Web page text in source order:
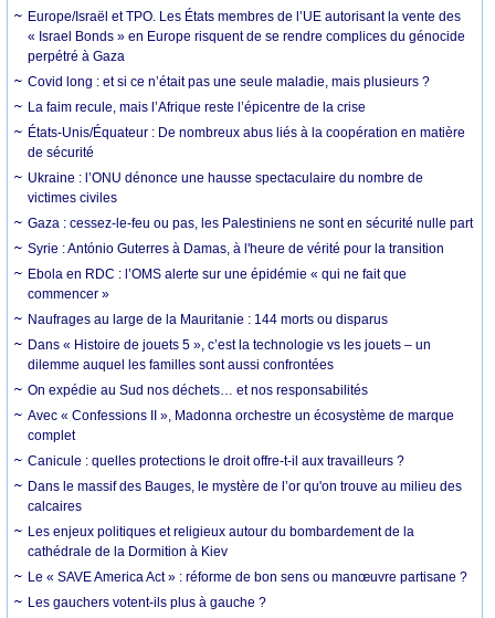
Europe/Israël et TPO. Les États membres de l’UE autorisant la vente des
« Israel Bonds » en Europe risquent de se rendre complices du génocide
perpétré à Gaza
Covid long : et si ce n’était pas une seule maladie, mais plusieurs ?
La faim recule, mais l’Afrique reste l’épicentre de la crise
États-Unis/Équateur : De nombreux abus liés à la coopération en matière
de sécurité
Ukraine : l’ONU dénonce une hausse spectaculaire du nombre de
victimes civiles
Gaza : cessez-le-feu ou pas, les Palestiniens ne sont en sécurité nulle part
Syrie : António Guterres à Damas, à l'heure de vérité pour la transition
Ebola en RDC : l’OMS alerte sur une épidémie « qui ne fait que
commencer »
Naufrages au large de la Mauritanie : 144 morts ou disparus
Dans « Histoire de jouets 5 », c’est la technologie vs les jouets – un
dilemme auquel les familles sont aussi confrontées
On expédie au Sud nos déchets… et nos responsabilités
Avec « Confessions II », Madonna orchestre un écosystème de marque
complet
Canicule : quelles protections le droit offre-t-il aux travailleurs ?
Dans le massif des Bauges, le mystère de l’or qu'on trouve au milieu des
calcaires
Les enjeux politiques et religieux autour du bombardement de la
cathédrale de la Dormition à Kiev
Le « SAVE America Act » : réforme de bon sens ou manœuvre partisane ?
Les gauchers votent-ils plus à gauche ?